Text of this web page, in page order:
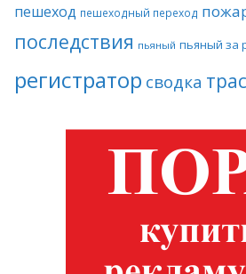
пешеход пешеходный переход
последствия пьяный пьяный за
регистратор сводка